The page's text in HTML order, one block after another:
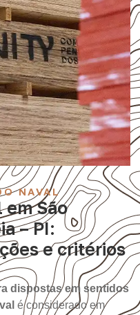
NAVAL
São
– PI:
e critérios
dispostas em sentidos
é considerado em